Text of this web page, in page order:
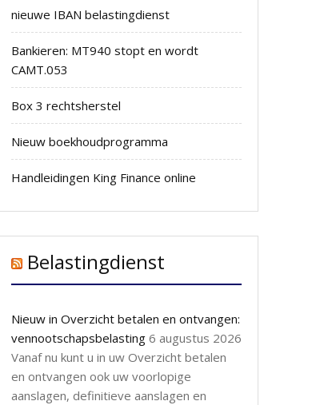
nieuwe IBAN belastingdienst
Bankieren: MT940 stopt en wordt
CAMT.053
Box 3 rechtsherstel
Nieuw boekhoudprogramma
Handleidingen King Finance online
Belastingdienst
Nieuw in Overzicht betalen en ontvangen:
vennootschapsbelasting 6 augustus 2026
Vanaf nu kunt u in uw Overzicht betalen
en ontvangen ook uw voorlopige
aanslagen, definitieve aanslagen en